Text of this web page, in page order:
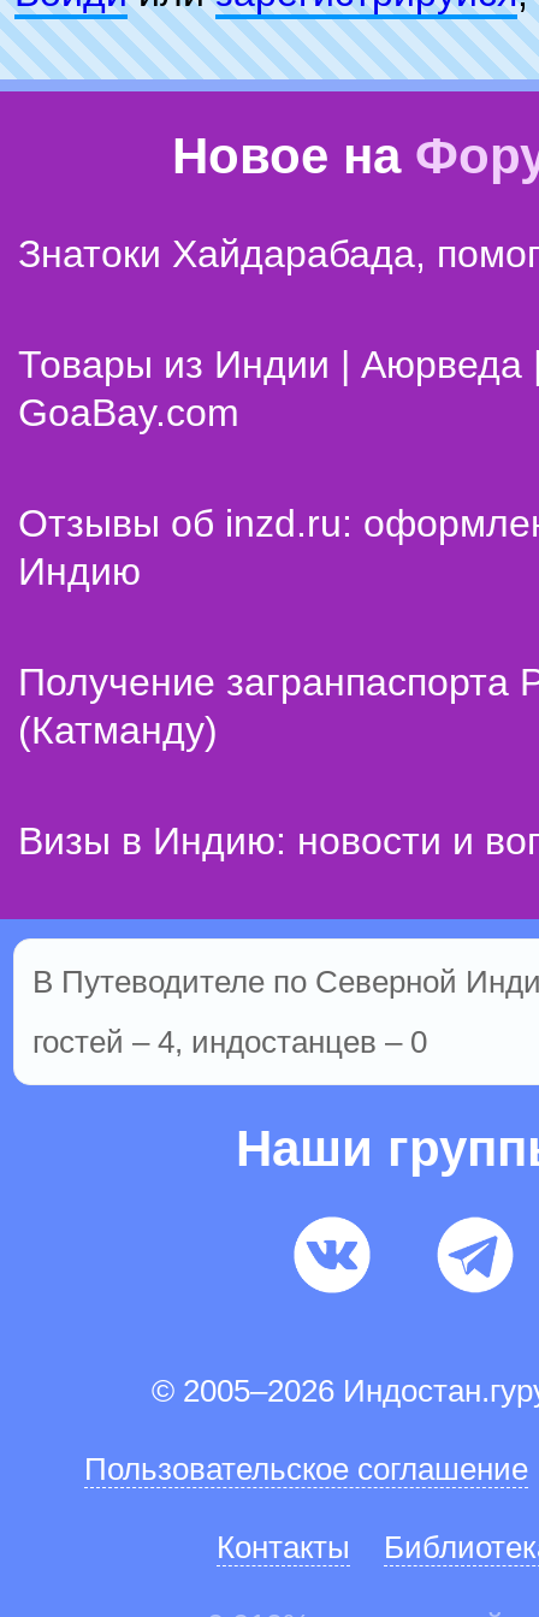
Новое на
Знатоки Хайдарабада,
Товары из Индии | Аюрведа
GoaBay.com
Отзывы об inzd.ru:
Индию
Получение
(Катманду)
Визы в Индию: новости и
В Путеводителе по Северной
гостей – 4, индостанцев – 0
Наши
© 2005–2026
Пользовательское соглашение
Контакты